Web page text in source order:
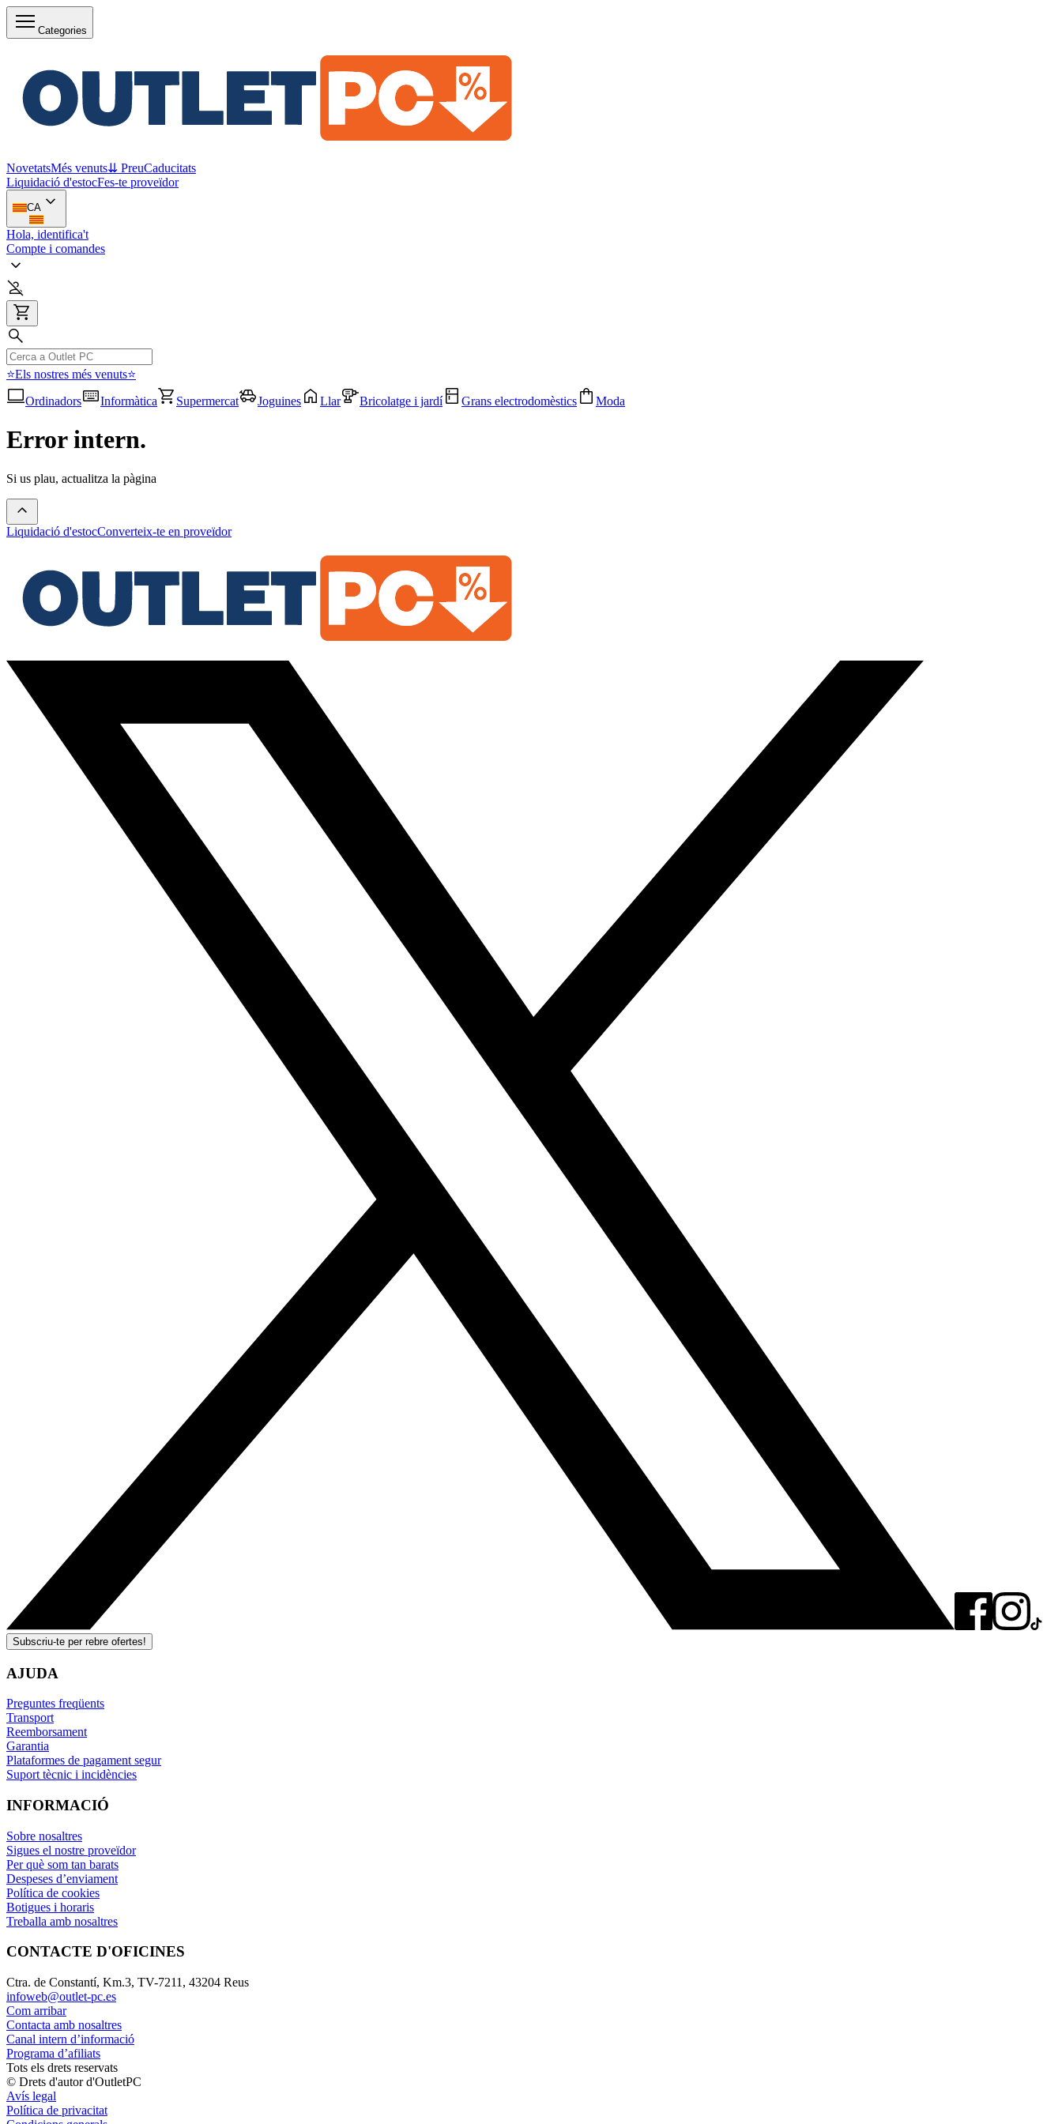
Categories
NovetatsMés venuts⇊ PreuCaducitats
Liquidació d'estocFes-te proveïdor
CA
Hola, identifica't
Compte i comandes
⭐Els nostres més venuts⭐
Ordinadors
Informàtica Supermercat Joguines Llar Bricolatge i jardí Grans electrodomèstics Moda
Error intern.
Si us plau, actualitza la pàgina
Liquidació d'estocConverteix-te en proveïdor
Subscriu-te per rebre ofertes!
AJUDA
Preguntes freqüents
Transport
Reemborsament
Garantia
Plataformes de pagament segur
Suport tècnic i incidències
INFORMACIÓ
Sobre nosaltres
Sigues el nostre proveïdor
Per què som tan barats
Despeses d’enviament
Política de cookies
Botigues i horaris
Treballa amb nosaltres
CONTACTE D'OFICINES
Ctra. de Constantí, Km.3, TV-7211, 43204 Reus
infoweb@outlet-pc.es
Com arribar
Contacta amb nosaltres
Canal intern d’informació
Programa d’afiliats
Tots els drets reservats
© Drets d'autor d'OutletPC
Avís legal
Política de privacitat